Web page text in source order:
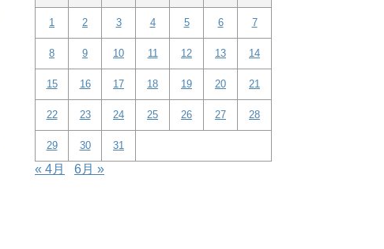
1 2 3 4 5 6 7
8 9 10 11 12 13 14
15 16 17 18 19 20 21
22 23 24 25 26 27 28
29 30 31
« 4月 6月 »